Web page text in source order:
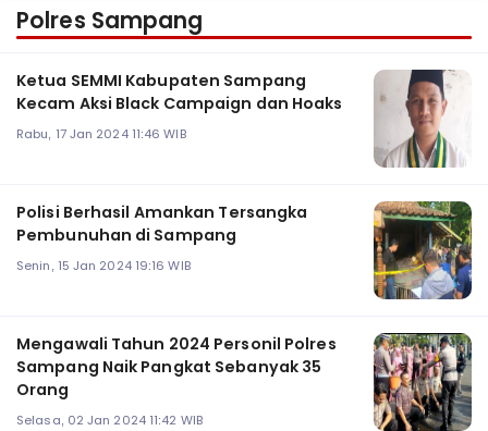
Polres Sampang
Ketua SEMMI Kabupaten Sampang
Kecam Aksi Black Campaign dan Hoaks
Rabu, 17 Jan 2024 11:46 WIB
Polisi Berhasil Amankan Tersangka
Pembunuhan di Sampang
Senin, 15 Jan 2024 19:16 WIB
Mengawali Tahun 2024 Personil Polres
Sampang Naik Pangkat Sebanyak 35
Orang
Selasa, 02 Jan 2024 11:42 WIB